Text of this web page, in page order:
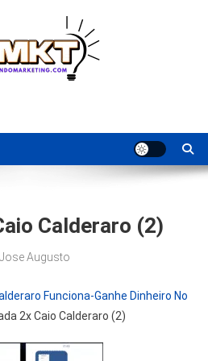
| Vivendo
Calderaro (2)
Jose Augusto
Funciona-Ganhe Dinheiro No
2x Caio Calderaro (2)